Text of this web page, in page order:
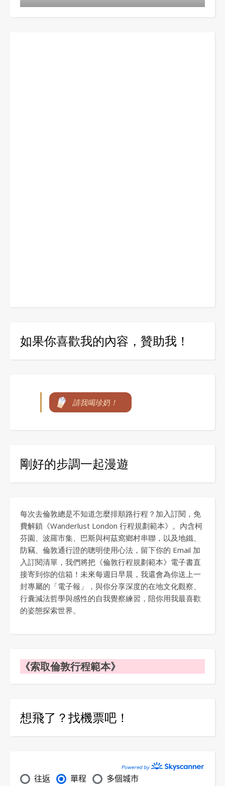
如果你喜歡我的內容，贊助我！
請我喝珍奶！
剛好的步調一起漫遊
每次去倫敦總是不知道怎麼排順路行程？加入訂閱，免
費解鎖《Wanderlust London 行程規劃範本》。內含柯
芬園、波羅市集、巴斯與柯茲窩鄉村串聯，以及地鐵、
防竊、倫敦通行證的聰明使用心法，留下你的 Email 加
入訂閱清單，我們將把《倫敦行程規劃範本》電子書直
接寄到你的信箱！未來每週日早晨，我還會為你送上一
封專屬的「電子報」，與你分享深度的在地文化觀察、
行囊減法哲學與感性的自我覺察練習，陪你用我最喜歡
的姿態探索世界。
《索取倫敦行程範本》
想飛了？找機票吧！